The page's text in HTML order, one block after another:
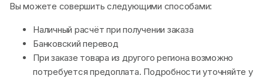
Вы можете совершить следующими способами:
Наличный расчёт при получении заказа
Банковский перевод
При заказе товара из другого региона возможно
потребуется предоплата. Подробности уточняйте у